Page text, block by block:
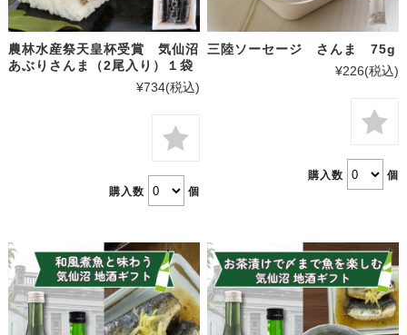
農林水産祭天皇杯受賞 気仙沼
あぶりさんま（2尾入り）１袋
¥734(税込)
購入数 個
三陸ソーセージ さんま 75g
¥226(税込)
購入数 個